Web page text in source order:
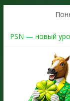
PSN — новый
The Kortz Center
Регистрация в
как